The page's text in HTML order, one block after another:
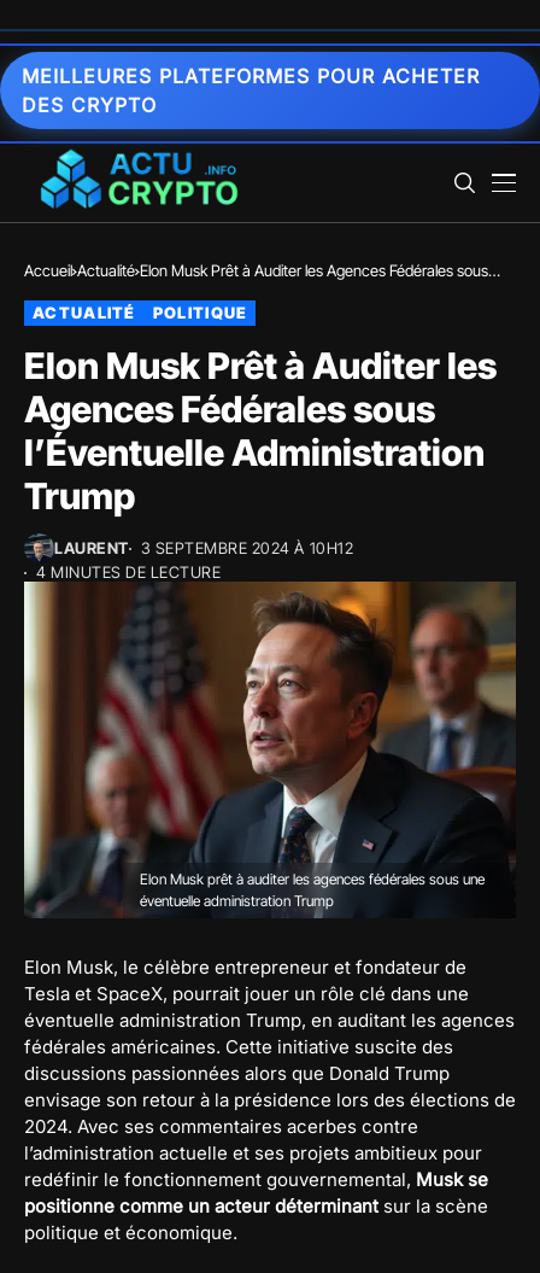
MEILLEURES PLATEFORMES POUR ACHETER
DES CRYPTO
Accueil Actualité Elon Musk Prêt à Auditer les Agences Fédérales sous
ACTUALITÉ
POLITIQUE
Elon Musk Prêt à Auditer les
Agences Fédérales sous
l’Éventuelle Administration
Trump
LAURENT
3 SEPTEMBRE 2024 À 10H12
4 MINUTES DE LECTURE
Elon Musk prêt à auditer les agences fédérales sous une
éventuelle administration Trump
Elon Musk, le célèbre entrepreneur et fondateur de
Tesla et SpaceX, pourrait jouer un rôle clé dans une
éventuelle administration Trump, en auditant les agences
fédérales américaines. Cette initiative suscite des
discussions passionnées alors que Donald Trump
envisage son retour à la présidence lors des élections de
2024. Avec ses commentaires acerbes contre
l’administration actuelle et ses projets ambitieux pour
redéfinir le fonctionnement gouvernemental, Musk se
positionne comme un acteur déterminantsur la scène
politique et économique.